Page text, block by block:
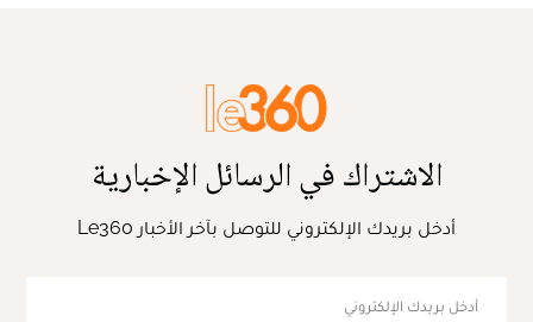
الاشتراك في الرسائل الإخبارية
أدخل بريدك الإلكتروني للتوصل بآخر الأخبار Le360